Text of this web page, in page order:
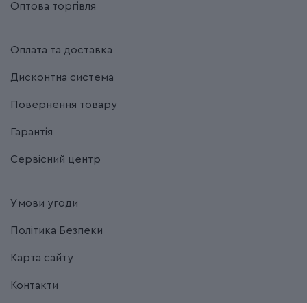
Оптова торгівля
Оплата та доставка
Дисконтна система
Повернення товару
Гарантія
Сервісний центр
Умови угоди
Політика Безпеки
Карта сайту
Контакти